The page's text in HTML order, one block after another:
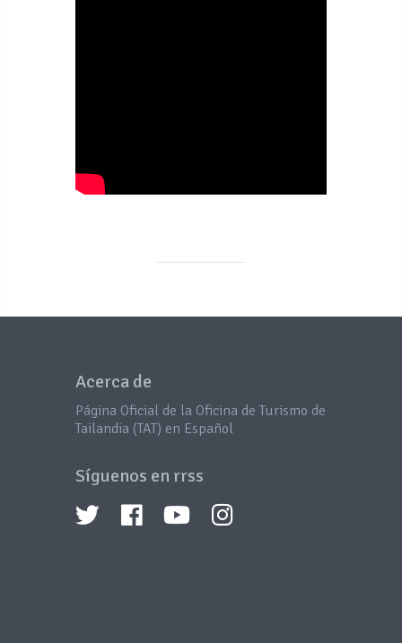
Acerca de
Página Oficial de la Oficina de Turismo de
Tailandia (TAT) en Español
Síguenos en rrss